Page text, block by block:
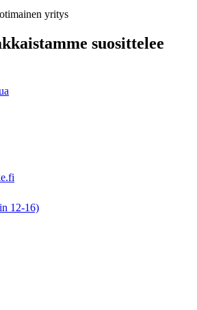
yritys
suosittelee
12-16)